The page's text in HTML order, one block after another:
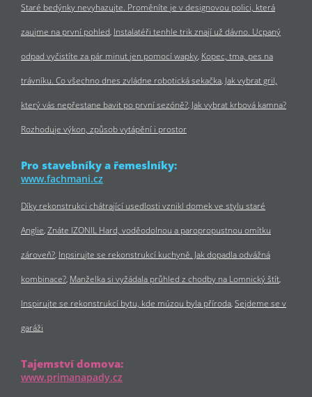
Staré bedýnky nevyhazujte. Proměníte je v designovou polici, která
zaujme na první pohled Instalatéři tenhle trik znají už dávno. Ucpaný
odpad vyčistíte za pár minut jen pomocí wapky Kopec, tma, pes na
trávníku. Co všechno dnes zvládne robotická sekačka Jak vybrat gril,
který vás nepřestane bavit po první sezóně? Jak vybrat krbová kamna?
Rozhoduje výkon, způsob vytápění i prostor
Pro stavebníky a řemeslníky:
www.fachmani.cz
Díky rekonstrukci chátrající usedlosti vznikl domek ve stylu staré
Anglie Znáte IZONIL Hard, voděodolnou a paropropustnou omítku
zároveň? Inpsirujte se rekonstrukcí kuchyně. Jak dopadla odvážná
kombinace? Manželka si vyžádala průhled z chodby na Lomnický štít
Inspirujte se rekonstrukcí bytu, kde múzou byla příroda Sejdeme se v
garáži
Tajemství domova:
www.primanapady.cz